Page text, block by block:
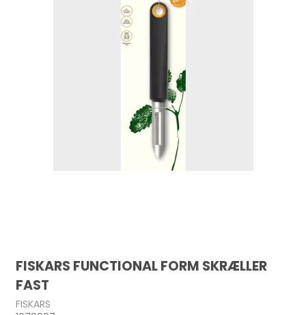
FISKARS FUNCTIONAL FORM SKRÆLLER
FAST
FISKARS